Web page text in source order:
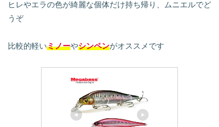
ヒレやエラの色が綺麗な個体だけ持ち帰り、ムニエルでど
うぞ
比較的軽いミノーやシンペンがオススメです